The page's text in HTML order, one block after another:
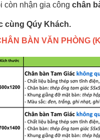
còn nhận gia công chân
cùng Qúy Khách.
BÀN VĂN PHÒNG